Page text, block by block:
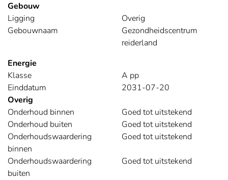
Gebouw
Ligging
Overig
Gebouwnaam
Gezondheidscentrum
reiderland
Energie
Klasse
A pp
Einddatum
2031-07-20
Overig
Onderhoud binnen
Goed tot uitstekend
Onderhoud buiten
Goed tot uitstekend
Onderhoudswaardering
binnen
Goed tot uitstekend
Onderhoudswaardering
buiten
Goed tot uitstekend